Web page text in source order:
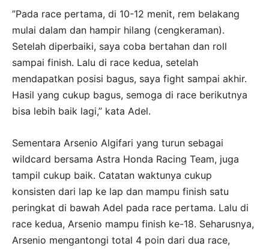
”Pada race pertama, di 10-12 menit, rem belakang
mulai dalam dan hampir hilang (cengkeraman).
Setelah diperbaiki, saya coba bertahan dan roll
sampai finish. Lalu di race kedua, setelah
mendapatkan posisi bagus, saya fight sampai akhir.
Hasil yang cukup bagus, semoga di race berikutnya
bisa lebih baik lagi,” kata Adel.
Sementara Arsenio Algifari yang turun sebagai
wildcard bersama Astra Honda Racing Team, juga
tampil cukup baik. Catatan waktunya cukup
konsisten dari lap ke lap dan mampu finish satu
peringkat di bawah Adel pada race pertama. Lalu di
race kedua, Arsenio mampu finish ke-18. Seharusnya,
Arsenio mengantongi total 4 poin dari dua race,